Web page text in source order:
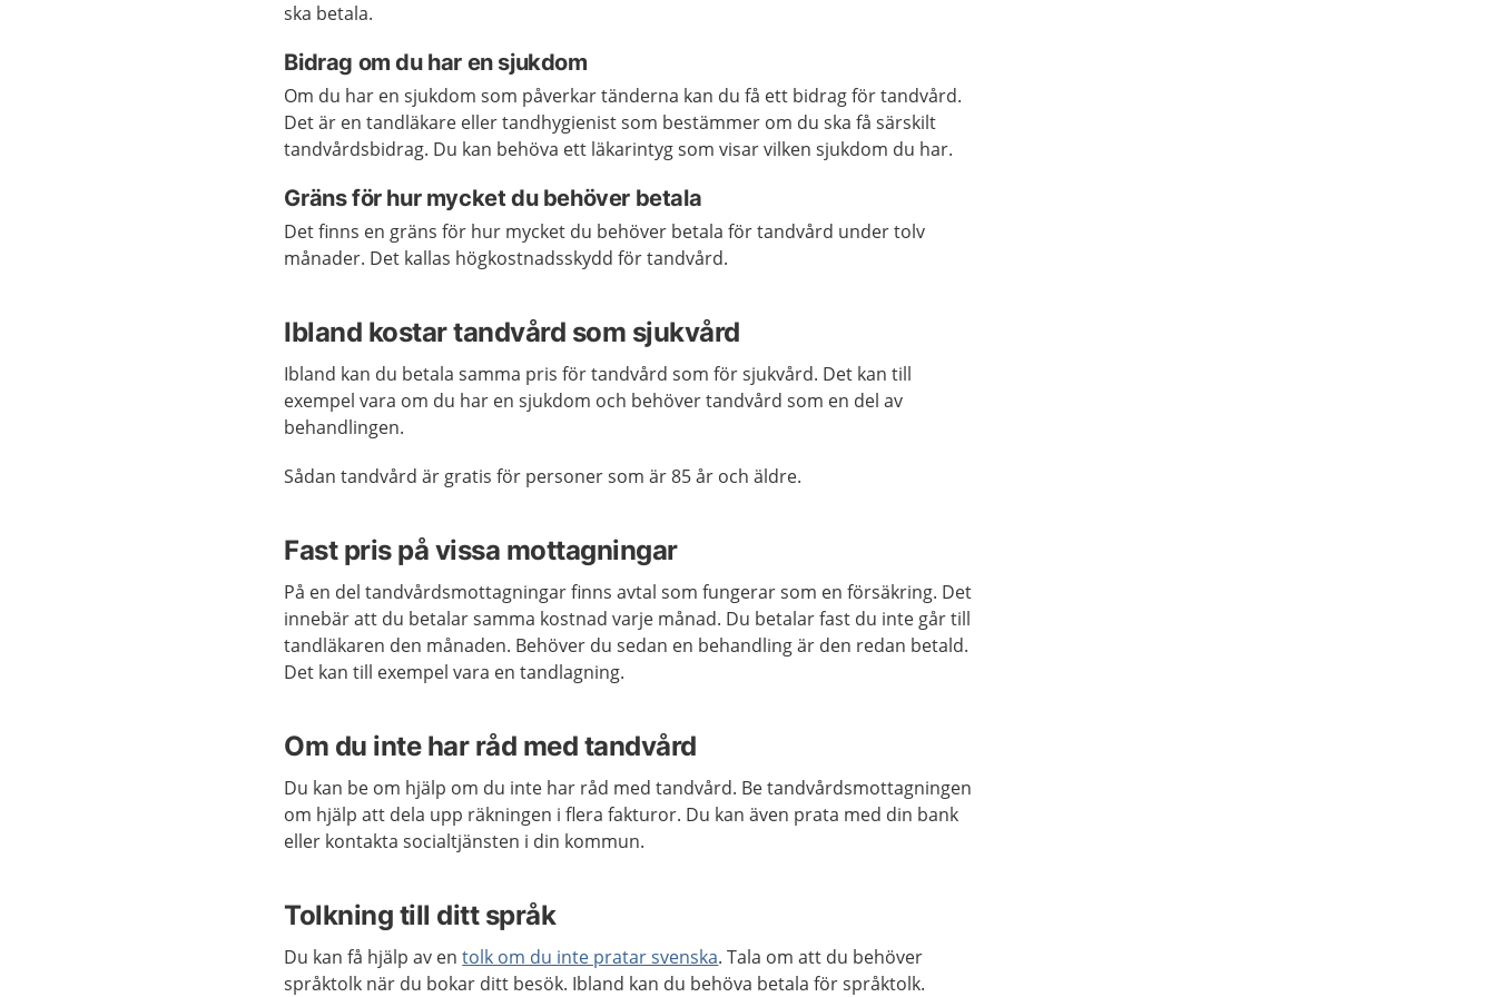
ska betala.
Bidrag om du har en sjukdom
Om du har en sjukdom som påverkar tänderna kan du få ett bidrag för tandvård.
Det är en tandläkare eller tandhygienist som bestämmer om du ska få särskilt
tandvårdsbidrag. Du kan behöva ett läkarintyg som visar vilken sjukdom du har.
Gräns för hur mycket du behöver betala
Det finns en gräns för hur mycket du behöver betala för tandvård under tolv
månader. Det kallas högkostnadsskydd för tandvård.
Ibland kostar tandvård som sjukvård
Ibland kan du betala samma pris för tandvård som för sjukvård. Det kan till
exempel vara om du har en sjukdom och behöver tandvård som en del av
behandlingen.
Sådan tandvård är gratis för personer som är 85 år och äldre.
Fast pris på vissa mottagningar
På en del tandvårdsmottagningar finns avtal som fungerar som en försäkring. Det
innebär att du betalar samma kostnad varje månad. Du betalar fast du inte går till
tandläkaren den månaden. Behöver du sedan en behandling är den redan betald.
Det kan till exempel vara en tandlagning.
Om du inte har råd med tandvård
Du kan be om hjälp om du inte har råd med tandvård. Be tandvårdsmottagningen
om hjälp att dela upp räkningen i flera fakturor. Du kan även prata med din bank
eller kontakta socialtjänsten i din kommun.
Tolkning till ditt språk
Du kan få hjälp av entolk om du inte pratar svenska. Tala om att du behöver
språktolk när du bokar ditt besök. Ibland kan du behöva betala för språktolk.